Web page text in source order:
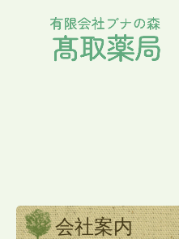
ホーム
保険医療機関の書面掲示等
会社案内